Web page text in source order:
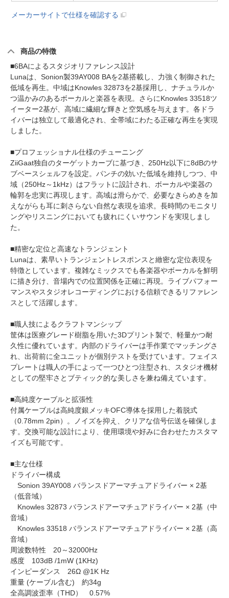
メーカーサイトで仕様を確認する
商品の特徴
■6BAによるスタジオリファレンス設計
Lunaは、Sonion製39AY008 BAを2基搭載し、力強く制御された
低域を再生。中域はKnowles 32873を2基採用し、ナチュラルか
つ温かみのあるボーカルと楽器を表現。さらにKnowles 33518ツ
イーター2基が、高域に繊細な輝きと空気感を与えます。各ドラ
イバーは独立して最適化され、全帯域にわたる正確な再生を実現
しました。
■プロフェッショナル仕様のチューニング
ZiiGaat独自のターゲットカーブに基づき、250Hz以下に8dBのサ
ブベースシェルフを設定。パンチの効いた低域を維持しつつ、中
域（250Hz～1kHz）はフラットに設計され、ボーカルや楽器の
輪郭を忠実に再現します。高域は滑らかで、必要なきらめきを加
えながらも耳に刺さらない自然な表現を追求。長時間のモニタリ
ングやリスニングにおいても疲れにくいサウンドを実現しまし
た。
■精密な定位と高速なトランジェント
Lunaは、素早いトランジェントレスポンスと緻密な定位表現を
特徴としています。複雑なミックスでも各楽器やボーカルを鮮明
に描き分け、音場内での位置関係を正確に再現。ライブパフォー
マンスやスタジオレコーディングにおける信頼できるリファレン
スとして活躍します。
■職人技によるクラフトマンシップ
筐体は医療グレード樹脂を用いた3Dプリント製で、軽量かつ耐
久性に優れています。内部のドライバーは手作業でマッチングさ
れ、出荷前に全ユニットが個別テストを受けています。フェイス
プレートは職人の手によって一つひとつ注型され、スタジオ機材
としての堅牢さとブティック的な美しさを兼ね備えています。
■高純度ケーブルと拡張性
付属ケーブルは高純度銀メッキOFC導体を採用した着脱式
（0.78mm 2pin）。ノイズを抑え、クリアな信号伝送を確保しま
す。交換可能な設計により、使用環境や好みに合わせたカスタマ
イズも可能です。
■主な仕様
ドライバー構成
Sonion 39AY008 バランスドアーマチュアドライバー × 2基
（低音域）
Knowles 32873 バランスドアーマチュアドライバー × 2基（中
音域）
Knowles 33518 バランスドアーマチュアドライバー × 2基（高
音域）
周波数特性 20～32000Hz
感度 103dB /1mW (1KHz)
インピーダンス 26Ω @1K Hz
重量 (ケーブル含む) 約34g
全高調波歪率（THD） 0.57%